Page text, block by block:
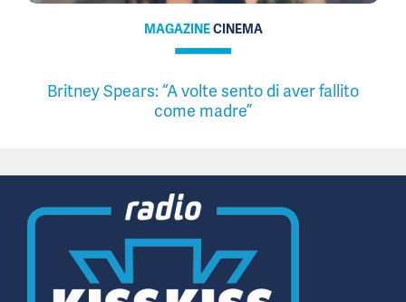
MAGAZINECINEMA
Britney Spears: “A volte sento di aver fallito
come madre”